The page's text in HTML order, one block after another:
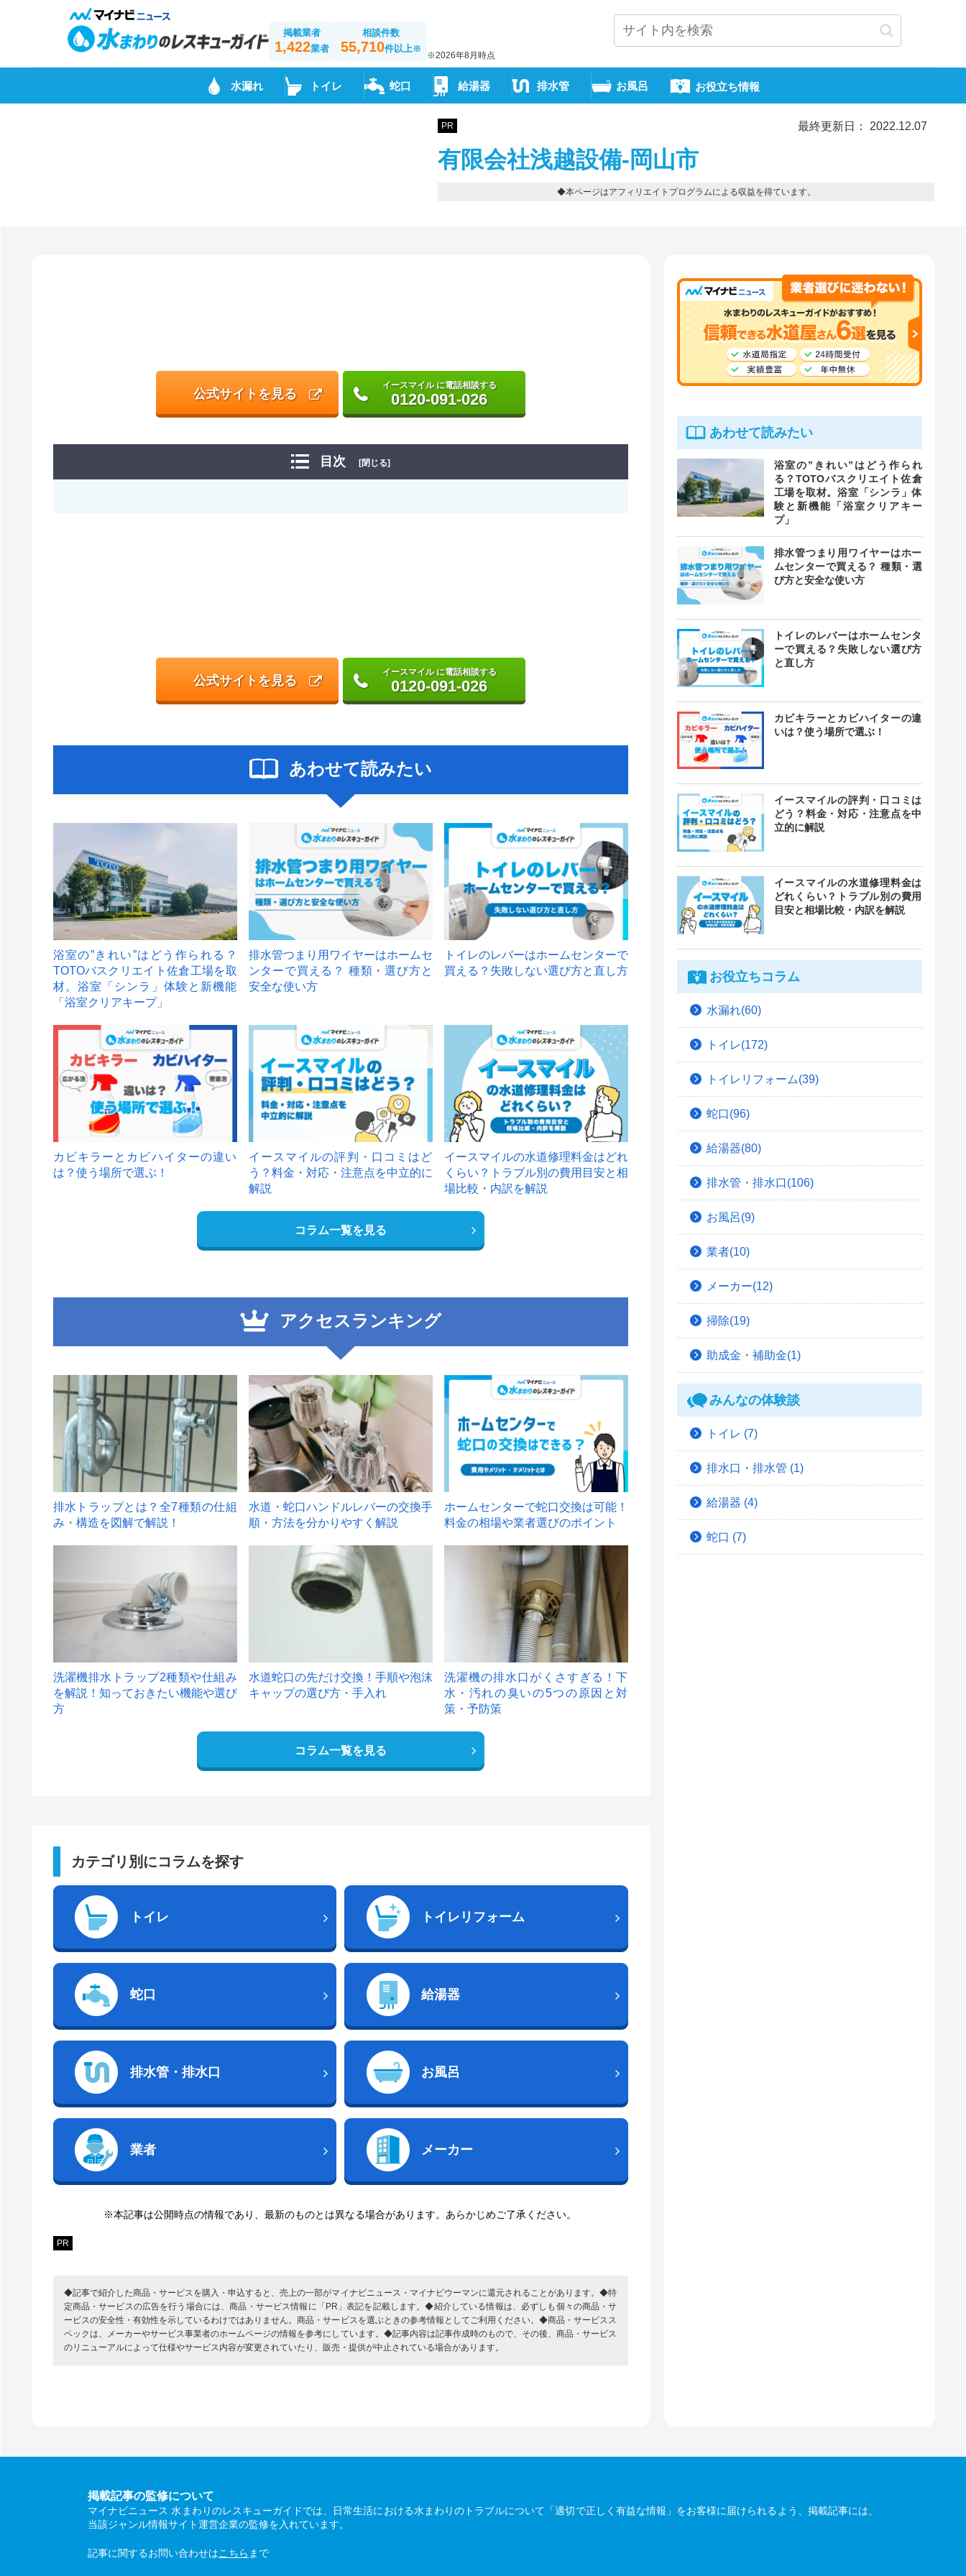
掲載業者
1,422業者
相談件数
55,710件以上※
※2026年8月時点
水漏れ トイレ 蛇口 給湯器 排水管 お風呂 お役立ち情報
PR 最終更新日： 2022.12.07
有限会社浅越設備-岡山市
◆本ページはアフィリエイトプログラムによる収益を得ています。
公式サイトを見る
イースマイル に電話相談する
0120-091-026
目次 [閉じる]
公式サイトを見る
イースマイル に電話相談する
0120-091-026
あわせて読みたい
浴室の”きれい”はどう作られる？
TOTOバスクリエイト佐倉工場を取
材。浴室「シンラ」体験と新機能
「浴室クリアキープ」
排水管つまり用ワイヤーはホームセ
ンターで買える？ 種類・選び方と
安全な使い方
トイレのレバーはホームセンターで
買える？失敗しない選び方と直し方
カビキラーとカビハイターの違い
は？使う場所で選ぶ！
イースマイルの評判・口コミはど
う？料金・対応・注意点を中立的に
解説
イースマイルの水道修理料金はどれ
くらい？トラブル別の費用目安と相
場比較・内訳を解説
コラム一覧を見る
アクセスランキング
1
排水トラップとは？全7種類の仕組
み・構造を図解で解説！
2
水道・蛇口ハンドルレバーの交換手
順・方法を分かりやすく解説
ホームセンターで蛇口交換は可能！
料金の相場や業者選びのポイント
洗濯機排水トラップ2種類や仕組み
を解説！知っておきたい機能や選び
方
水道蛇口の先だけ交換！手順や泡沫
キャップの選び方・手入れ
洗濯機の排水口がくさすぎる！下
水・汚れの臭いの5つの原因と対
策・予防策
コラム一覧を見る
カテゴリ別にコラムを探す
トイレ トイレリフォーム
蛇口 給湯器
排水管・排水口 お風呂
業者 メーカー
※本記事は公開時点の情報であり、最新のものとは異なる場合があります。あらかじめご了承ください。
PR
◆記事で紹介した商品・サービスを購入・申込すると、売上の一部がマイナビニュース・マイナビウーマンに還元されることがあります。◆特
定商品・サービスの広告を行う場合には、商品・サービス情報に「PR」表記を記載します。◆紹介している情報は、必ずしも個々の商品・サ
ービスの安全性・有効性を示しているわけではありません。商品・サービスを選ぶときの参考情報としてご利用ください。◆商品・サービスス
ペックは、メーカーやサービス事業者のホームページの情報を参考にしています。◆記事内容は記事作成時のもので、その後、商品・サービス
のリニューアルによって仕様やサービス内容が変更されていたり、販売・提供が中止されている場合があります。
あわせて読みたい
浴室の”きれい”はどう作られ
る？TOTOバスクリエイト佐倉
工場を取材。浴室「シンラ」体
験と新機能「浴室クリアキー
プ」
排水管つまり用ワイヤーはホー
ムセンターで買える？ 種類・選
び方と安全な使い方
トイレのレバーはホームセンタ
ーで買える？失敗しない選び方
と直し方
カビキラーとカビハイターの違
いは？使う場所で選ぶ！
イースマイルの評判・口コミは
どう？料金・対応・注意点を中
立的に解説
イースマイルの水道修理料金は
どれくらい？トラブル別の費用
目安と相場比較・内訳を解説
お役立ちコラム
水漏れ(60)
トイレ(172)
トイレリフォーム(39)
蛇口(96)
給湯器(80)
排水管・排水口(106)
お風呂(9)
業者(10)
メーカー(12)
掃除(19)
助成金・補助金(1)
みんなの体験談
トイレ (7)
排水口・排水管 (1)
給湯器 (4)
蛇口 (7)
掲載記事の監修について
マイナビニュース 水まわりのレスキューガイドでは、日常生活における水まわりのトラブルについて「適切で正しく有益な情報」をお客様に届けられるよう、掲載記事には、
当該ジャンル情報サイト運営企業の監修を入れています。
記事に関するお問い合わせはこちら まで